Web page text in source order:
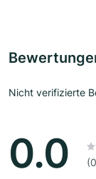
Nicht verifizierte
0.0